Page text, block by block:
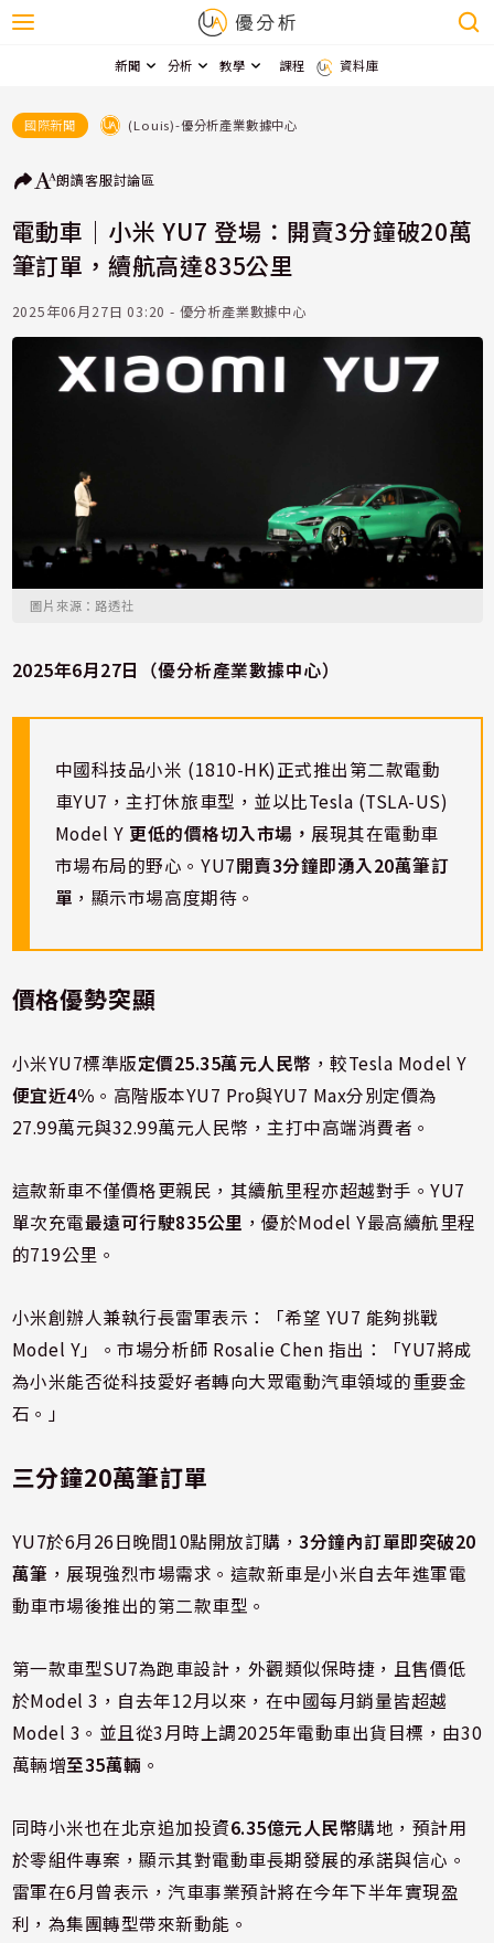
新聞 分析 教學 課程 資料庫
國際新聞 (Louis)-優分析產業數據中心
朗讀客服討論區
電動車｜小米 YU7 登場：開賣3分鐘破20萬
筆訂單，續航高達835公里
2025年06月27日 03:20 - 優分析產業數據中心
圖片來源：路透社
2025年6月27日（優分析產業數據中心）
中國科技品小米 (1810-HK)正式推出第二款電動
車YU7，主打休旅車型，並以比Tesla (TSLA-US)
Model Y 更低的價格切入市場， 展現其在電動車
市場布局的野心。YU7開賣3分鐘即湧入20萬筆訂
單 ，顯示市場高度期待。
價格優勢突顯
小米YU7標準版定價25.35萬元人民幣 ，較Tesla Model Y
便宜近4% 。高階版本YU7 Pro與YU7 Max分別定價為
27.99萬元與32.99萬元人民幣，主打中高端消費者。
這款新車不僅價格更親民，其續航里程亦超越對手。YU7
單次充電最遠可行駛835公里 ，優於Model Y最高續航里程
的719公里。
小米創辦人兼執行長雷軍表示：「希望 YU7 能夠挑戰
Model Y」。市場分析師 Rosalie Chen 指出：「YU7將成
為小米能否從科技愛好者轉向大眾電動汽車領域的重要金
石。」
三分鐘20萬筆訂單
YU7於6月26日晚間10點開放訂購，3分鐘內訂單即突破20
萬筆 ，展現強烈市場需求。這款新車是小米自去年進軍電
動車市場後推出的第二款車型。
第一款車型SU7為跑車設計，外觀類似保時捷，且售價低
於Model 3，自去年12月以來，在中國每月銷量皆超越
Model 3。並且從3月時上調2025年電動車出貨目標，由30
萬輛增至35萬輛 。
同時小米也在北京追加投資6.35億元人民幣購地，預計用
於零組件專案，顯示其對電動車長期發展的承諾與信心。
雷軍在6月曾表示，汽車事業預計將在今年下半年實現盈
利，為集團轉型帶來新動能。